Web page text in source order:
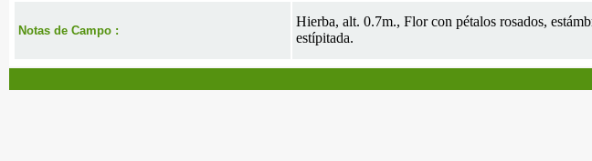
Notas de Campo :
Hierba, alt. 0.7m., Flor con pétalos rosados,
estípitada.